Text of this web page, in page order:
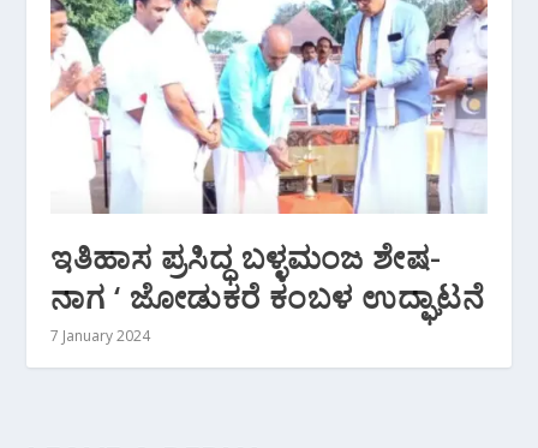
ಇತಿಹಾಸ ಪ್ರಸಿದ್ಧ ಬಳ್ಳಮಂಜ ಶೇಷ-
ನಾಗ ‘ ಜೋಡುಕರೆ ಕಂಬಳ ಉದ್ಘಾಟನೆ
7 January 2024